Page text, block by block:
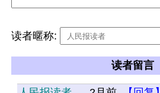
读者暱称:
读者留言